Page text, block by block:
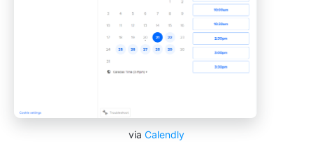
via Calendly